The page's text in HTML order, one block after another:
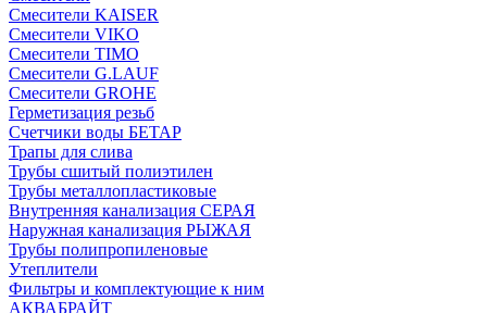
Смесители KAISER
Смесители VIKO
Смесители TIMO
Смесители G.LAUF
Смесители GROHE
Герметизация резьб
Счетчики воды БЕТАР
Трапы для слива
Трубы сшитый полиэтилен
Трубы металлопластиковые
Внутренняя канализация СЕРАЯ
Наружная канализация РЫЖАЯ
Трубы полипропиленовые
Утеплители
Фильтры и комплектующие к ним
АКВАБРАЙТ